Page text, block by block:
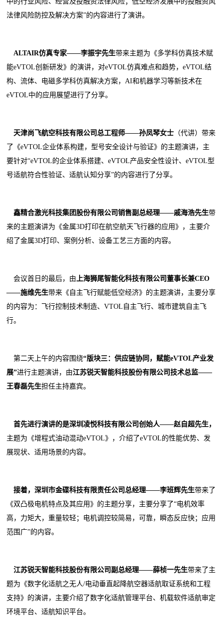
法律风险防控及解决方案”的内容进行了演讲。
ALTAIR仿真专家——李振宇先生带来主题为《多学科仿真技术赋
能eVTOL创新研发》的演讲，对eVTOL仿真难点和趋势，eVTOL结
构、流体、电磁多学科仿真解决方案，AI和机器学习等新技术在
eVTOL中的应用展望进行了分享。
天津尚飞航空科技有限公司总工程师——孙凤琴女士 （代讲）带来
了《eVTOL企业体系构建，型号安全设计与验证》的主题演讲，主
要针对“eVTOL的企业体系搭建、eVTOL产品安全性设计、eVTOL型
号适航符合性验证、适航认知分享”的内容进行了分享。
鑫精合激光科技集团股份有限公司销售副总经理——戚海浩先生带
来的主题演讲为《金属3D打印在航空航天飞行器的应用》，主要介
绍了金属3D打印、案例分析、设备工艺三方面的内容。
会议首日的最后，由 上海狮尾智能化科技有限公司董事长兼CEO
——施维先生带来《自主飞行赋能低空经济》的主题演讲，主要分享
的内容为：飞行控制技术制造、VTOL自主飞行、城市建筑自主飞
行。
第二天上午的内容围绕“版块三：供应链协同，赋能eVTOL产业发
展”进行主题演讲，由江苏锐天智能科技股份有限公司技术总监——
王春磊先生担任主持嘉宾。
首先进行演讲的是深圳凌悦科技有限公司创始人——赵自超先生，
主题为《增程式油动混动eVTOL》，介绍了eVTOL的性能优势、发
展现状、适用场景的内容。
接着，深圳市金碟科技有限责任公司总经理——李班辉先生带来了
《双凸极电机特点及其应用》的主题分享，主要分享了“电机效率
高，力矩大，重量较轻；电机调控较简易，可靠，瞬态反应快；应用
范围广”的内容。
江苏锐天智能科技股份有限公司副总经理——薛桢一先生带来了主
题为《数字化适航之无人/电动垂直起降航空器适航取证系统和工程
支持》的演讲，主要介绍了数字化适航管理平台、机载软件适航审定
环境平台、适航知识平台。